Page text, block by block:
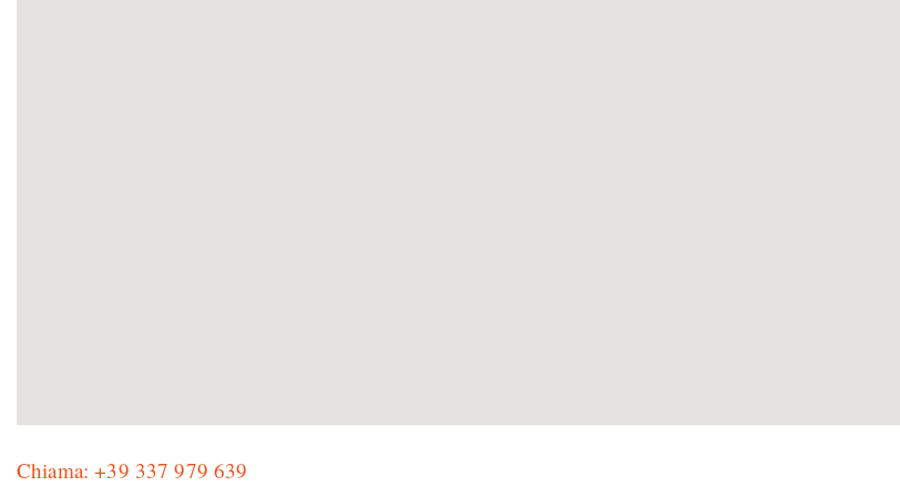
Chiama: +39 337 979 639